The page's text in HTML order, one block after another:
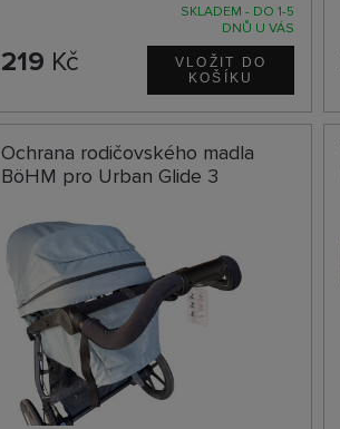
SKLADEM - DO 1-5
DNŮ U VÁS
219 Kč
Ochrana rodičovského madla
BöHM pro Urban Glide 3